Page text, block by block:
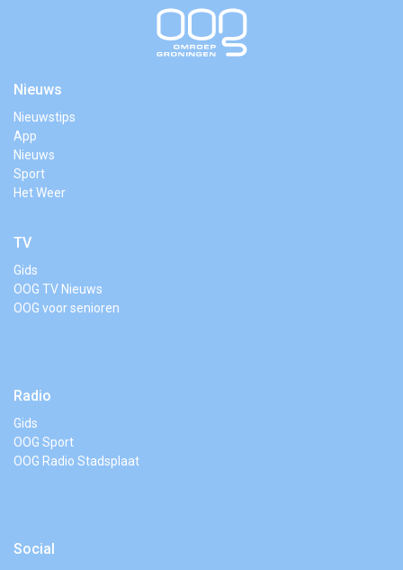
Nieuws
Nieuwstips
App
Nieuws
Sport
Het Weer
TV
Gids
OOG TV Nieuws
OOG voor senioren
Radio
Gids
OOG Sport
OOG Radio Stadsplaat
Social